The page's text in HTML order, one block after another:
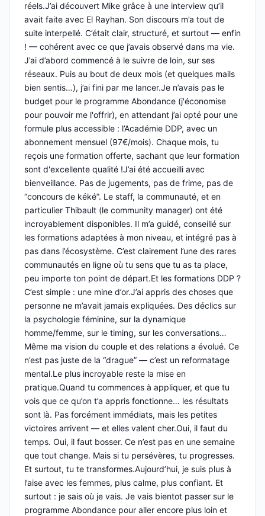
réels.J’ai découvert Mike grâce à une interview qu’il
avait faite avec El Rayhan. Son discours m’a tout de
suite interpellé. C’était clair, structuré, et surtout — enfin
! — cohérent avec ce que j’avais observé dans ma vie.
J’ai d’abord commencé à le suivre de loin, sur ses
réseaux. Puis au bout de deux mois (et quelques mails
bien sentis…), j’ai fini par me lancer.Je n’avais pas le
budget pour le programme Abondance (j'économise
pour pouvoir me l'offrir), en attendant j’ai opté pour une
formule plus accessible : l’Académie DDP, avec un
abonnement mensuel (97€/mois). Chaque mois, tu
reçois une formation offerte, sachant que leur formation
sont d'excellente qualité !J’ai été accueilli avec
bienveillance. Pas de jugements, pas de frime, pas de
“concours de kéké”. Le staff, la communauté, et en
particulier Thibault (le community manager) ont été
incroyablement disponibles. Il m’a guidé, conseillé sur
les formations adaptées à mon niveau, et intégré pas à
pas dans l’écosystème. C’est clairement l’une des rares
communautés en ligne où tu sens que tu as ta place,
peu importe ton point de départ.Et les formations DDP ?
C’est simple : une mine d’or.J’ai appris des choses que
personne ne m’avait jamais expliquées. Des déclics sur
la psychologie féminine, sur la dynamique
homme/femme, sur le timing, sur les conversations…
Même ma vision du couple et des relations a évolué. Ce
n’est pas juste de la “drague” — c’est un reformatage
mental.Le plus incroyable reste la mise en
pratique.Quand tu commences à appliquer, et que tu
vois que ce qu’on t’a appris fonctionne… les résultats
sont là. Pas forcément immédiats, mais les petites
victoires arrivent — et elles valent cher.Oui, il faut du
temps. Oui, il faut bosser. Ce n’est pas en une semaine
que tout change. Mais si tu persévères, tu progresses.
Et surtout, tu te transformes.Aujourd’hui, je suis plus à
l’aise avec les femmes, plus calme, plus confiant. Et
surtout : je sais où je vais. Je vais bientot passer sur le
programme Abondance pour aller encore plus loin et